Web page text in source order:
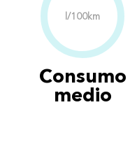
l/100km
Consumo
medio